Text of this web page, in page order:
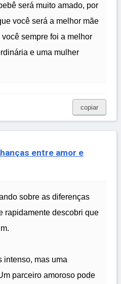
será muito amado, por
você será a melhor mãe
sempre foi a melhor
e uma mulher
copiar
entre amor e
sobre as diferenças
rapidamente descobri que
intenso, mas uma
parceiro amoroso pode